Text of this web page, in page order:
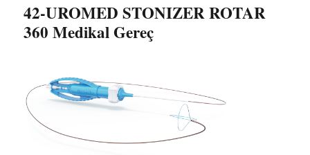
42-UROMED STONIZER ROTAR
360 Medikal Gereç